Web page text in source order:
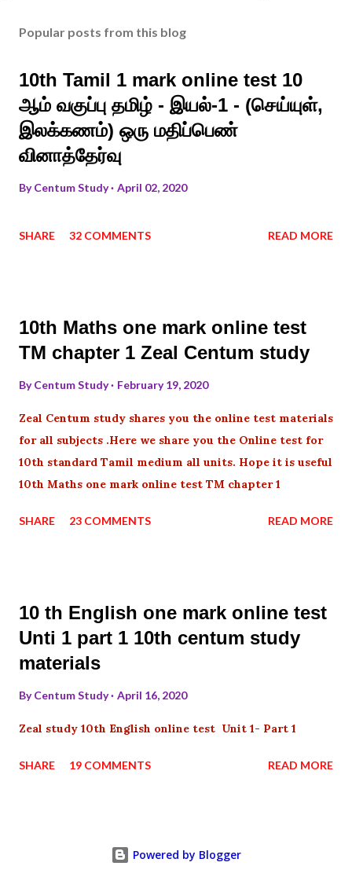
Popular posts from this blog
10th Tamil 1 mark online test 10
ஆம் வகுப்பு தமிழ் - இயல்-1 - (செய்யுள்,
இலக்கணம்) ஒரு மதிப்பெண்
வினாத்தேர்வு
ByCentum Study April 02, 2020
SHARE 32 COMMENTS READ MORE
10th Maths one mark online test
TM chapter 1 Zeal Centum study
ByCentum Study February 19, 2020
Zeal Centum study shares you the online test materials
for all subjects .Here we share you the Online test for
10th standard Tamil medium all units. Hope it is useful
10th Maths one mark online test TM chapter 1
SHARE 23 COMMENTS READ MORE
10 th English one mark online test
Unti 1 part 1 10th centum study
materials
ByCentum Study April 16, 2020
Zeal study 10th English online test Unit 1- Part 1
SHARE 19 COMMENTS READ MORE
Powered by Blogger